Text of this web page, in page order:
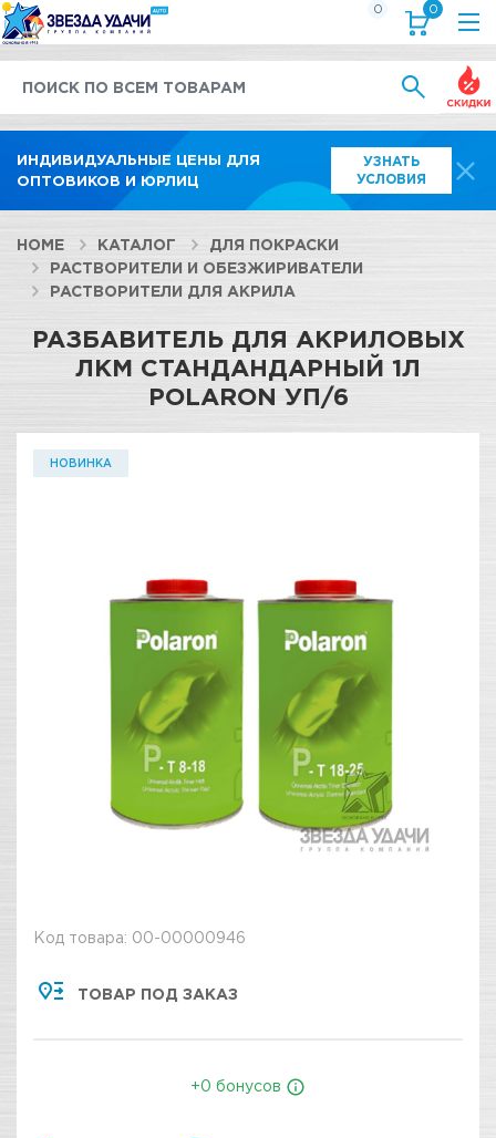
ИНДИВИДУАЛЬНЫЕ ЦЕНЫ ДЛЯ
ОПТОВИКОВ И ЮРЛИЦ
УЗНАТЬ
УСЛОВИЯ
0 0
HOME КАТАЛОГ
ДЛЯ ПОКРАСКИ
РАСТВОРИТЕЛИ И ОБЕЗЖИРИВАТЕЛИ
РАСТВОРИТЕЛИ ДЛЯ АКРИЛА
РАЗБАВИТЕЛЬ ДЛЯ АКРИЛОВЫХ
ЛКМ СТАНДАНДАРНЫЙ 1Л
POLARON УП/6
НОВИНКА
Код товара: 00-00000946
ТОВАР ПОД ЗАКАЗ
+0 бонусов